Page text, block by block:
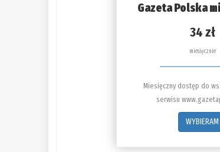
Gazeta Polska
34 zł
miesięcznie
Miesięczny dostęp do
serwisu
WYBIERAM